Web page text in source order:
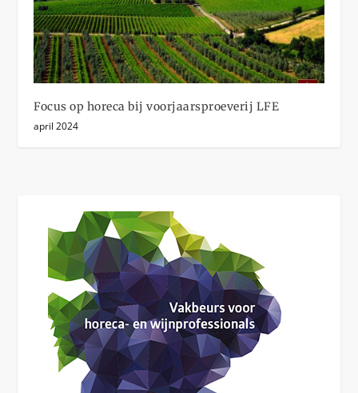
Focus op horeca bij voorjaarsproeverij LFE
april 2024